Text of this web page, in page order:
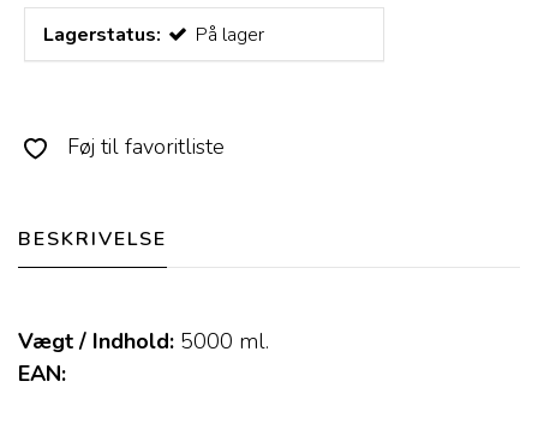
Lagerstatus: På lager
Føj til favoritliste
BESKRIVELSE
Vægt / Indhold: 5000 ml.
EAN: